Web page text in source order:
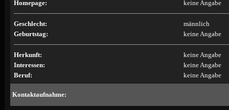
Homepage:
keine Angabe
Geschlecht:
männlich
Geburtstag:
keine Angabe
Herkunft:
keine Angabe
Interessen:
keine Angabe
Beruf:
keine Angabe
Kontaktaufnahme: